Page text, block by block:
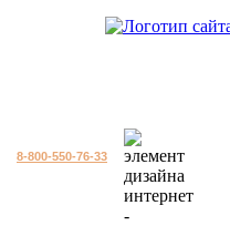
8-800-550-76-33